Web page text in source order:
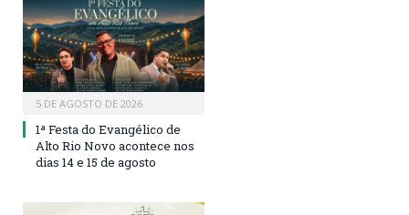
5 DE AGOSTO DE 2026
1ª Festa do Evangélico de
Alto Rio Novo acontece nos
dias 14 e 15 de agosto